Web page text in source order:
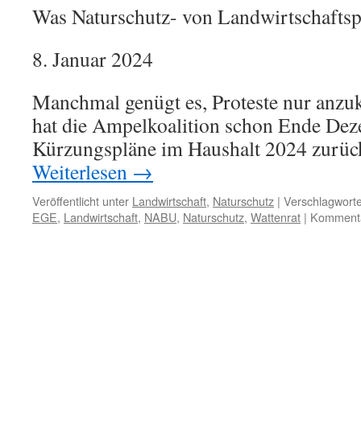
Was Naturschutz- von
8. Januar 2024
Manchmal genügt es, Proteste nur
hat die Ampelkoalition schon Ende
Kürzungspläne im Haushalt 2024
Weiterlesen →
Veröffentlicht unter Landwirtschaft, Naturschutz |
EGE, Landwirtschaft, NABU, Naturschutz, Wattenrat |